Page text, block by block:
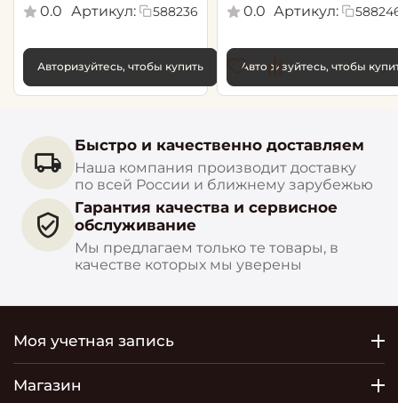
0.0 Артикул: 588236
Авторизуйтесь, чтобы купить
0.0 Артикул:
Авторизуйтесь, чтобы
Быстро и качественно доставляем
Наша компания производит доставку
по всей России и ближнему зарубежью
Гарантия качества и сервисное
обслуживание
Мы предлагаем только те товары, в
качестве которых мы уверены
Моя учетная запись
Магазин